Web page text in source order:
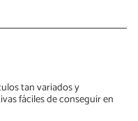
tan variados y
fáciles de conseguir en